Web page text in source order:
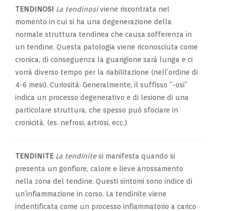
TENDINOSI La tendinosiviene riscontrata nel
momento in cui si ha una degenerazione della
normale struttura tendinea che causa sofferenza in
un tendine. Questa patologia viene riconosciuta come
cronica, di conseguenza la guarigione sarà lunga e ci
vorrà diverso tempo per la riabilitazione (nell’ordine di
4-6 mesi). Curiosità: Generalmente, il suffisso “-osi”
indica un processo degenerativo e di lesione di una
particolare struttura, che spesso può sfociare in
cronicità. (es. nefrosi, artrosi, ecc.)
TENDINITE La tendinitesi manifesta quando si
presenta un gonfiore, calore e lieve arrossamento
nella zona del tendine. Questi sintomi sono indice di
un’infiammazione in corso. La tendinite viene
indentificata come un processo infiammatorio a carico